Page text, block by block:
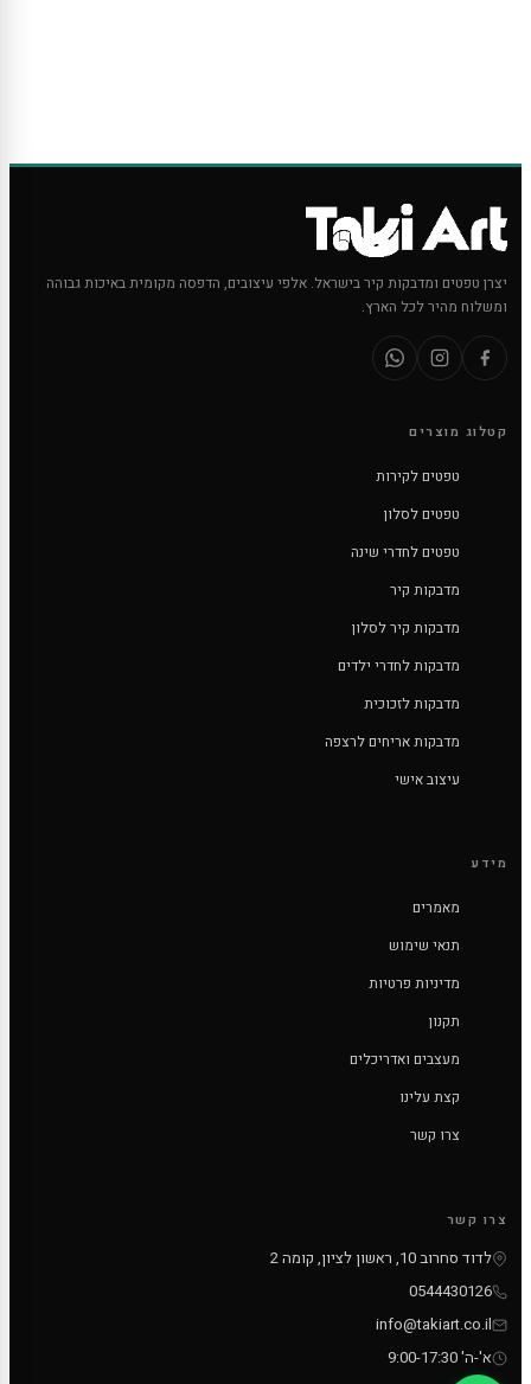
יצרן טפטים ומדבקות קיר בישראל. אלפי עיצובים, הדפסה מקומית באיכות גבוהה
ומשלוח מהיר לכל הארץ.
קטלוג מוצרים
טפטים לקירות
טפטים לסלון
טפטים לחדרי שינה
מדבקות קיר
מדבקות קיר לסלון
מדבקות לחדרי ילדים
מדבקות לזכוכית
מדבקות אריחים לרצפה
עיצוב אישי
מידע
מאמרים
תנאי שימוש
מדיניות פרטיות
תקנון
מעצבים ואדריכלים
קצת עלינו
צרו קשר
צרו קשר
לדוד סחרוב 10, ראשון לציון, קומה 2
0544430126
info@takiart.co.il
א'-ה' 9:00-17:30